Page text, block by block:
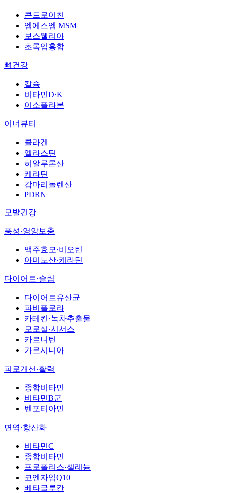
콘드로이친
엠에스엠 MSM
보스웰리아
초록입홍합
뼈건강
칼슘
비타민D·K
이소플라본
이너뷰티
콜라겐
엘라스틴
히알루론산
케라틴
감마리놀렌산
PDRN
모발건강
풍성·영양보충
맥주효모·비오틴
아미노산·케라틴
다이어트·슬림
다이어트유산균
파비플로라
카테킨·녹차추출물
모로실·시서스
카르니틴
가르시니아
피로개선·활력
종합비타민
비타민B군
벤포티아민
면역·항산화
비타민C
종합비타민
프로폴리스·셀레늄
코엔자임Q10
베타글루칸